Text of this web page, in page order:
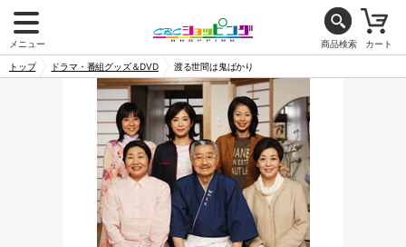
メニュー 商品検索 カート
トップ ドラマ・番組グッズ＆DVD 渡る世間は鬼ばかり